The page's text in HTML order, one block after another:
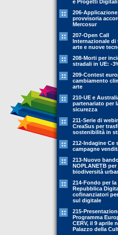
e Progetti Digitali
206-Applicazione
provvisoria
Mercosur
207-Open Call
Internazionale di
arte e nuove
208-Morti per
stradali in UE: -
209-Contest
cambiamento
arte
210-UE e
partenariato per
sicurezza
211-Serie di
CreaSus per
sostenibilità in
212-Indagine Ce
campagne
213-Nuovo
NOPLANETB per
biodiversità
214-Fondo per la
Repubblica
cofinanziatori
sul digitale
215-
Programma
CERV, il 9 aprile
Palazzo della